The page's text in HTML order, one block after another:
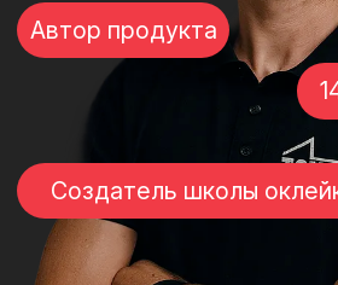
Поездки в другие студии и личный
многолетний опыт работы в сфере
детейлинга побудили меня создать
уникальный продукт для вас —
тонировочные стенды и различные
стойки для профессионалов своего
дела, чтобы процесс работы был
наиболее комфортным и быстрым